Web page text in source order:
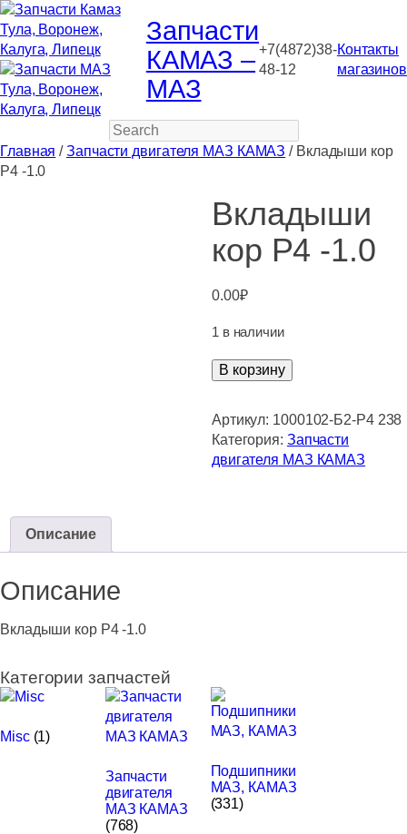
Запчасти
КАМАЗ –
МАЗ
+7(4872)38-
48-12
Контакты
магазинов
Search
Главная /Запчасти двигателя МАЗ КАМАЗ / Вкладыши кор
Р4 -1.0
Вкладыши
кор Р4 -1.0
0.00₽
1 в наличии
Количество
кор
Р4
-1.0
В корзину
Артикул: 1000102-Б2-Р4 238
Категория: Запчасти
двигателя МАЗ КАМАЗ
Описание
Описание
Вкладыши кор Р4 -1.0
Категории запчастей
Misc (1)
Запчасти
двигателя
МАЗ КАМАЗ
(768)
Подшипники
МАЗ, КАМАЗ
(331)